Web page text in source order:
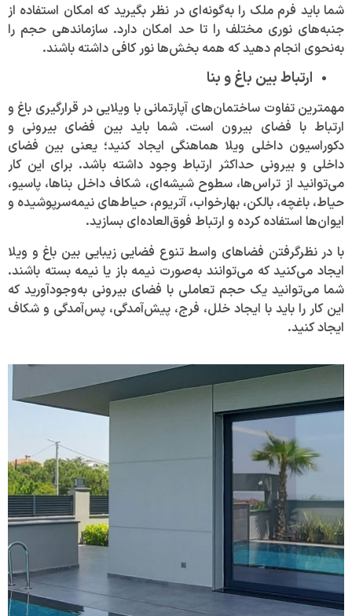
شما باید فرم ملک را به‌گونه‌ای در نظر بگیرید که امکان استفاده از
جنبه‌های نوری مختلف را تا حد امکان دارد. سازماندهی حجم را
به‌نحوی انجام دهید که همه بخش‌ها نور کافی داشته باشند.
ارتباط بین باغ و بنا
مهمترین تفاوت ساختمان‌های آپارتمانی با ویلایی در قرارگیری باغ و
ارتباط با فضای بیرون است. شما باید بین فضای بیرونی و
دکوراسیون داخلی ویلا هماهنگی ایجاد کنید؛ یعنی بین فضای
داخلی و بیرونی حداکثر ارتباط وجود داشته باشد. برای این کار
می‌توانید از تراس‌ها، سطوح شیشه‌ای، شکاف داخل بنا‌ها، پاسیو،
حیاط، باغچه، بالکن، بهارخواب، آتریوم، حیاط‌های نیمه‌سرپوشیده و
ایوان‌ها استفاده کرده و ارتباط فوق‌العاده‌ای بسازید.
با در نظر‌گرفتن فضا‌های واسط تنوع فضایی زیبایی بین باغ و ویلا
ایجاد می‌کنید که می‌توانند به‌صورت نیمه باز یا نیمه بسته باشند.
شما می‌توانید یک حجم تعاملی با فضای بیرونی به‌وجود‌آورید که
این کار را باید با ایجاد خلل، فرج، پیش‌آمدگی، پس‌آمدگی و شکاف
ایجاد کنید.